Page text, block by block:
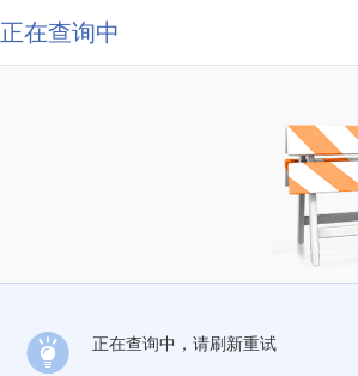
正在查询中
正在查询中，请刷新重试